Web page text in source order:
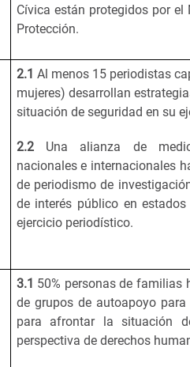
Cívica están protegidos por el
Protección.
2.1 Al menos 15 periodistas
mujeres) desarrollan
situación de seguridad en su
2.2Una alianza de
nacionales e internacionales
de periodismo de
de interés público en
ejercicio periodístico.
3.1 50% personas de familias
de grupos de autoapoyo
para afrontar la situación
perspectiva de derechos